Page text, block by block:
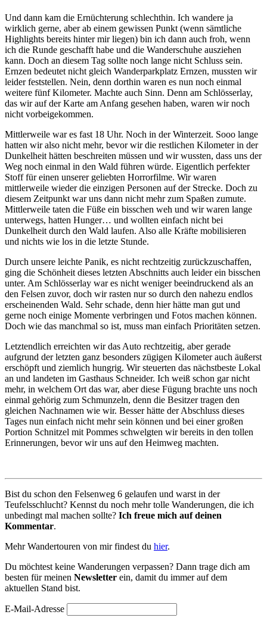
Und dann kam die Ernüchterung schlechthin. Ich wandere ja
wirklich gerne, aber ab einem gewissen Punkt (wenn sämtliche
Highlights bereits hinter mir liegen) bin ich dann auch froh, wenn
ich die Runde geschafft habe und die Wanderschuhe ausziehen
kann. Doch an diesem Tag sollte noch lange nicht Schluss sein.
Ernzen bedeutet nicht gleich Wanderparkplatz Ernzen, mussten wir
leider feststellen. Nein, denn dorthin waren es nun noch einmal
weitere fünf Kilometer. Machte auch Sinn. Denn am Schlösserlay,
das wir auf der Karte am Anfang gesehen haben, waren wir noch
nicht vorbeigekommen.
Mittlerweile war es fast 18 Uhr. Noch in der Winterzeit. Sooo lange
hatten wir also nicht mehr, bevor wir die restlichen Kilometer in der
Dunkelheit hätten beschreiten müssen und wir wussten, dass uns der
Weg noch einmal in den Wald führen würde. Eigentlich perfekter
Stoff für einen unserer geliebten Horrorfilme. Wir waren
mittlerweile wieder die einzigen Personen auf der Strecke. Doch zu
diesem Zeitpunkt war uns dann nicht mehr zum Spaßen zumute.
Mittlerweile taten die Füße ein bisschen weh und wir waren lange
unterwegs, hatten Hunger… und wollten einfach nicht bei
Dunkelheit durch den Wald laufen. Also alle Kräfte mobilisieren
und nichts wie los in die letzte Stunde.
Durch unsere leichte Panik, es nicht rechtzeitig zurückzuschaffen,
ging die Schönheit dieses letzten Abschnitts auch leider ein bisschen
unter. Am Schlösserlay war es nicht weniger beeindruckend als an
den Felsen zuvor, doch wir rasten nur so durch den nahezu endlos
erscheinenden Wald. Sehr schade, denn hier hätte man gut und
gerne noch einige Momente verbringen und Fotos machen können.
Doch wie das manchmal so ist, muss man einfach Prioritäten setzen.
Letztendlich erreichten wir das Auto rechtzeitig, aber gerade
aufgrund der letzten ganz besonders zügigen Kilometer auch äußerst
erschöpft und ziemlich hungrig. Wir steuerten das nächstbeste Lokal
an und landeten im Gasthaus Schneider. Ich weiß schon gar nicht
mehr, in welchem Ort das war, aber diese Fügung brachte uns noch
einmal gehörig zum Schmunzeln, denn die Besitzer tragen den
gleichen Nachnamen wie wir. Besser hätte der Abschluss dieses
Tages nun einfach nicht mehr sein können und bei einer großen
Portion Schnitzel mit Pommes schwelgten wir bereits in den tollen
Erinnerungen, bevor wir uns auf den Heimweg machten.
Bist du schon den Felsenweg 6 gelaufen und warst in der
Teufelsschlucht? Kennst du noch mehr tolle Wanderungen, die ich
unbedingt mal machen sollte? Ich freue mich auf deinen
Kommentar.
Mehr Wandertouren von mir findest du hier.
Du möchtest keine Wanderungen verpassen? Dann trage dich am
besten für meinen Newsletter ein, damit du immer auf dem
aktuellen Stand bist.
E-Mail-Adresse